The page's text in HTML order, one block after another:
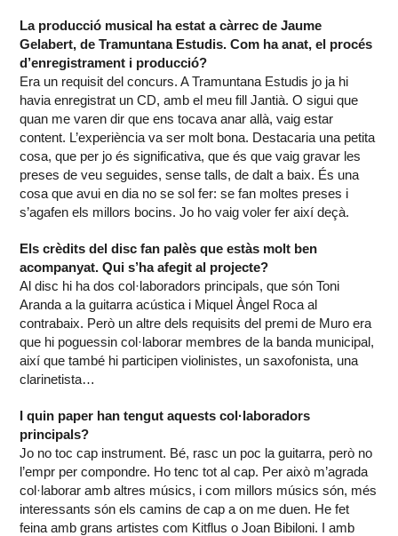
La producció musical ha estat a càrrec de Jaume
Gelabert, de Tramuntana Estudis. Com ha anat, el procés
d’enregistrament i producció?
Era un requisit del concurs. A Tramuntana Estudis jo ja hi
havia enregistrat un CD, amb el meu fill Jantià. O sigui que
quan me varen dir que ens tocava anar allà, vaig estar
content. L’experiència va ser molt bona. Destacaria una petita
cosa, que per jo és significativa, que és que vaig gravar les
preses de veu seguides, sense talls, de dalt a baix. És una
cosa que avui en dia no se sol fer: se fan moltes preses i
s’agafen els millors bocins. Jo ho vaig voler fer així deçà.
Els crèdits del disc fan palès que estàs molt ben
acompanyat. Qui s’ha afegit al projecte?
Al disc hi ha dos col·laboradors principals, que són Toni
Aranda a la guitarra acústica i Miquel Àngel Roca al
contrabaix. Però un altre dels requisits del premi de Muro era
que hi poguessin col·laborar membres de la banda municipal,
així que també hi participen violinistes, un saxofonista, una
clarinetista…
I quin paper han tengut aquests col·laboradors
principals?
Jo no toc cap instrument. Bé, rasc un poc la guitarra, però no
l’empr per compondre. Ho tenc tot al cap. Per això m’agrada
col·laborar amb altres músics, i com millors músics són, més
interessants són els camins de cap a on me duen. He fet
feina amb grans artistes com Kitflus o Joan Bibiloni. I amb